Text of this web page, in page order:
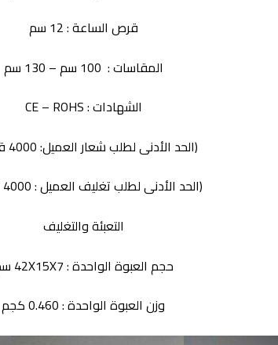
قرص الساعة : 12 سم
المقاسات : 100 سم – 130 سم
الشهادات : CE – ROHS
(الحد الأدنى لطلب شعار العميل: 4000 قطعة)
(الحد الأدنى لطلب تغليف العميل : 4000 قطعة)
التعبئة والتغليف
حجم العبوة الواحدة : 42X15X7 سم
وزن العبوة الواحدة : 0.460 كجم